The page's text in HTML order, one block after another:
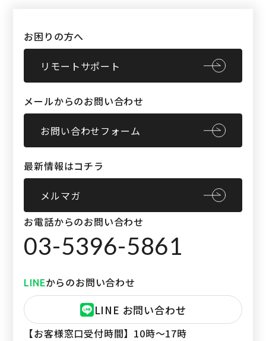
お困りの方へ
リモートサポート
メールからのお問い合わせ
お問い合わせフォーム
最新情報はコチラ
メルマガ
お電話からのお問い合わせ
03-5396-5861
LINEからのお問い合わせ
LINE お問い合わせ
【お客様窓口受付時間】 10時〜17時